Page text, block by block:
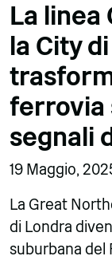
La
la City
ferrovia
segnali
19 Maggio,
La Great
di Londra
suburbana del